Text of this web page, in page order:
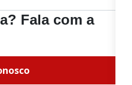
Fala com a